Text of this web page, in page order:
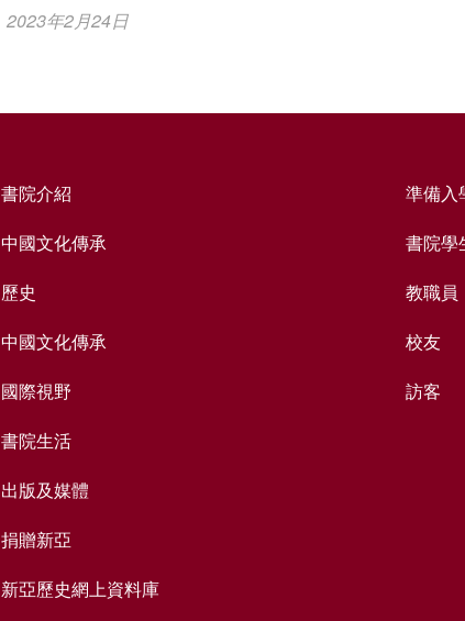
2023年2月24日
書院介紹
中國文化傳承
歷史
中國文化傳承
國際視野
書院生活
出版及媒體
捐贈新亞
新亞歷史網上資料庫
準備入
書院學
教職員
校友
訪客